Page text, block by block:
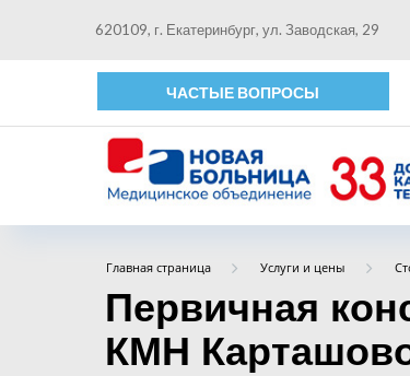
620109, г. Екатеринбург, ул. Заводская, 29
ЧАСТЫЕ ВОПРОСЫ
Главная страница Услуги и цены
Первичная
КМН